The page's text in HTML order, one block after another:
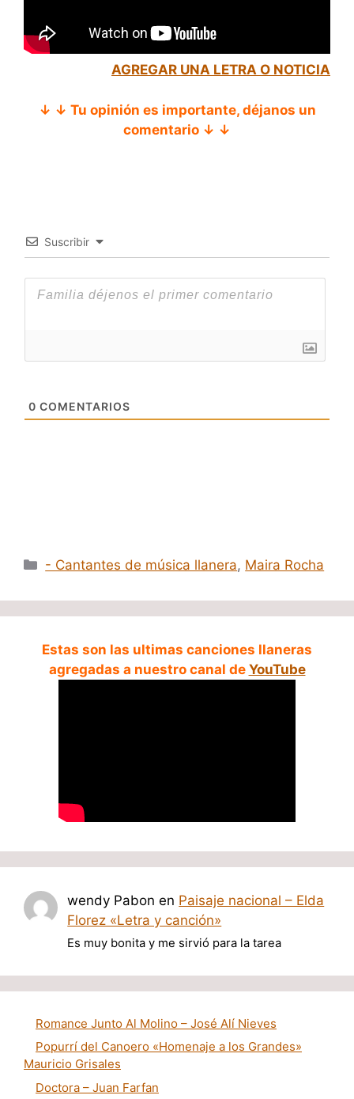
AGREGAR UNA LETRA O NOTICIA
↓ ↓ Tu opinión es importante, déjanos un
comentario ↓ ↓
Suscribir
0 COMENTARIOS
Categorías
- Cantantes de música llanera, Maira Rocha
Estas son las ultimas canciones llaneras
agregadas a nuestro canal de YouTube
wendy Pabon en Paisaje nacional – Elda
Florez «Letra y canción»
Es muy bonita y me sirvió para la tarea
Romance Junto Al Molino – José Alí Nieves
Popurrí del Canoero «Homenaje a los Grandes»
Mauricio Grisales
Doctora – Juan Farfan